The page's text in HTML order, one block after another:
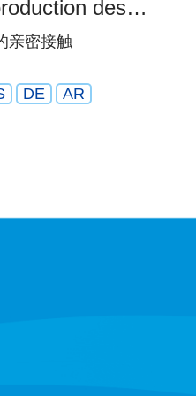
des
亲密接触
DE AR